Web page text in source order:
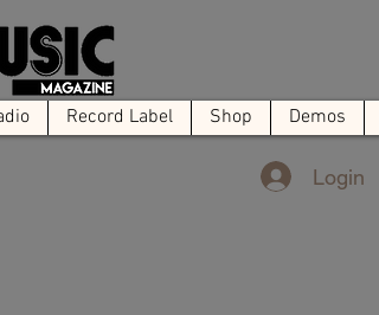
Record Label Shop Demos
Login